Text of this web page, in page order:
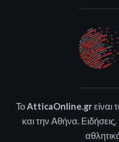
ΤοAtticaOnline.grείναι
και την Αθήνα. Ειδήσεις,